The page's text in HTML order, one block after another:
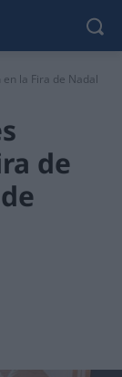
la Fira de Nadal
de